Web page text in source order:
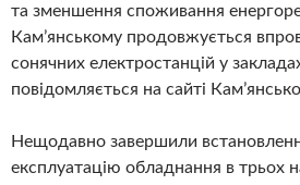
та зменшення споживання
Камʼянському продовжується
сонячних електростанцій у
повідомляється на сайті
Нещодавно завершили
експлуатацію обладнання в трьох